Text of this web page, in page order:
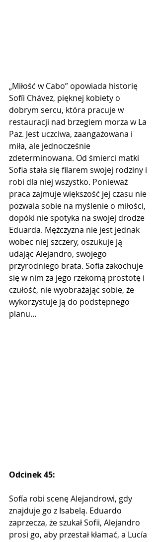
„Miłość w Cabo” opowiada historię
Sofíi Chávez, pięknej kobiety o
dobrym sercu, która pracuje w
restauracji nad brzegiem morza w La
Paz. Jest uczciwa, zaangażowana i
miła, ale jednocześnie
zdeterminowana. Od śmierci matki
Sofia stała się filarem swojej rodziny i
robi dla niej wszystko. Ponieważ
praca zajmuje większość jej czasu nie
pozwala sobie na myślenie o miłości,
dopóki nie spotyka na swojej drodze
Eduarda. Mężczyzna nie jest jednak
wobec niej szczery, oszukuje ją
udając Alejandro, swojego
przyrodniego brata. Sofia zakochuje
się w nim za jego rzekomą prostotę i
czułość, nie wyobrażając sobie, że
wykorzystuje ją do podstępnego
planu…
Odcinek 45:
Sofía robi scenę Alejandrowi, gdy
znajduje go z Isabelą. Eduardo
zaprzecza, że ​​szukał Sofii, Alejandro
prosi go, aby przestał kłamać, a Lucía